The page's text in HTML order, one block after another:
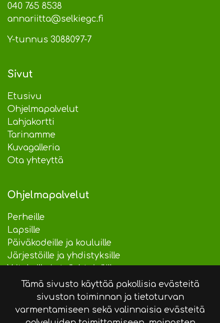
Tämä sivusto käyttää pakollisia evästeitä
sivuston toiminnan ja tietoturvan
varmentamiseen sekä valinnaisia evästeitä
040 765 8538
annariitta@selkiegc.fi
Y-tunnus 3088097-7
Sivut
Etusivu
Ohjelmapalvelut
Lahjakortti
Tarinamme
Kuvagalleria
Ota yhteyttä
Ohjelmapalvelut
Perheille
Lapsille
Päiväkodeille ja kouluille
Järjestöille ja yhdistyksille
Yrityksille ja työyhteisöille